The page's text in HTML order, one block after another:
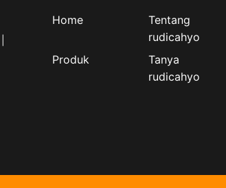
Home
Tentang
rudicahyo
Produk
Tanya
rudicahyo